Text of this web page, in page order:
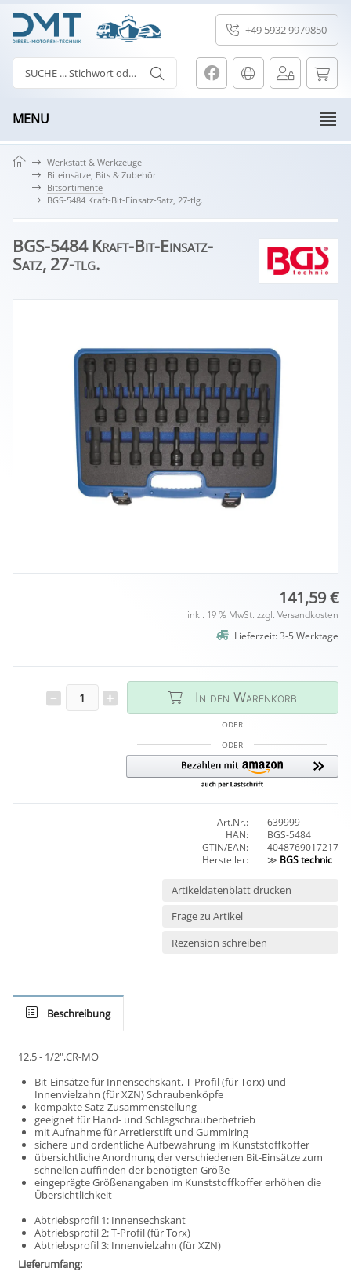
+49 5932 9979850
MENU
Werkstatt & Werkzeuge
Biteinsätze, Bits & Zubehör
Bitsortimente
BGS-5484 Kraft-Bit-Einsatz-Satz, 27-tlg.
BGS-5484 Kraft-Bit-Einsatz-
Satz, 27-tlg.
141,59 €
inkl. 19 % MwSt. zzgl. Versandkosten
Lieferzeit: 3-5 Werktage
In den Warenkorb
ODER
ODER
Art.Nr.:
639999
HAN:
BGS-5484
GTIN/EAN:
4048769017217
Hersteller:
≫ BGS technic
Artikeldatenblatt drucken
Frage zu Artikel
Rezension schreiben
Beschreibung
12.5 - 1/2",CR-MO
Bit-Einsätze für Innensechskant, T-Profil (für Torx) und
Innenvielzahn (für XZN) Schraubenköpfe
kompakte Satz-Zusammenstellung
geeignet für Hand- und Schlagschrauberbetrieb
mit Aufnahme für Arretierstift und Gummiring
sichere und ordentliche Aufbewahrung im Kunststoffkoffer
übersichtliche Anordnung der verschiedenen Bit-Einsätze zum
schnellen auffinden der benötigten Größe
eingeprägte Größenangaben im Kunststoffkoffer erhöhen die
Übersichtlichkeit
Abtriebsprofil 1: Innensechskant
Abtriebsprofil 2: T-Profil (für Torx)
Abtriebsprofil 3: Innenvielzahn (für XZN)
Lieferumfang: